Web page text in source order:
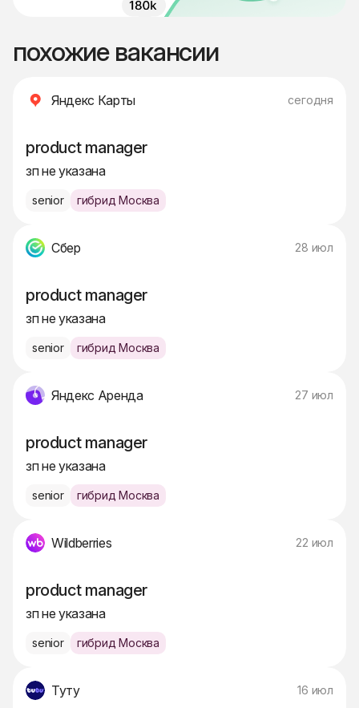
похожие вакансии
Яндекс Карты сегодня
product manager
зп не указана
senior гибрид Москва
Сбер 28 июл
product manager
зп не указана
senior гибрид Москва
Яндекс Аренда 27 июл
product manager
зп не указана
senior гибрид Москва
Wildberries 22 июл
product manager
зп не указана
senior гибрид Москва
Туту 16 июл